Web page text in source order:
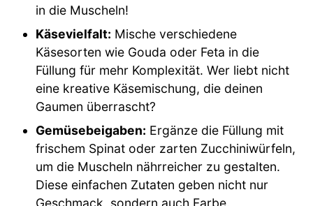
in die Muscheln!
Käsevielfalt: Mische verschiedene
Käsesorten wie Gouda oder Feta in die
Füllung für mehr Komplexität. Wer liebt nicht
eine kreative Käsemischung, die deinen
Gaumen überrascht?
Gemüsebeigaben: Ergänze die Füllung mit
frischem Spinat oder zarten Zucchiniwürfeln,
um die Muscheln nährreicher zu gestalten.
Diese einfachen Zutaten geben nicht nur
Geschmack, sondern auch Farbe.